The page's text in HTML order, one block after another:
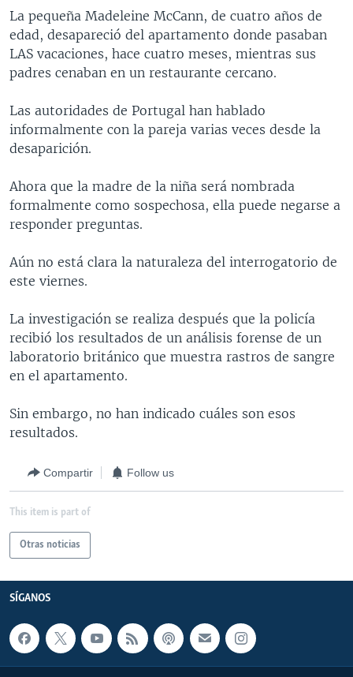
BRASIL
ENTRETENIMIENTO Y CULTURA
TECNOLOGÍA
DEPORTES
VIDEOS
FOTOGRAFÍA
AUDIOS
PROGRAMAS TV
EL MUNDO AL DÍA
FORO INTERAMERICANO
LAS CLAVES
PANORAMA
RADIO
AVANCE INFORMATIVO
BUENOS DÍAS AMÉRICA
ESTADOS UNIDOS AL DÍA
EL MUNDO AL DÍA [RADIO]
FORO [RADIO]
NOTA ECONÓMICA
DIRECT
SÍGANOS
Idiomas
La pequeña Madeleine McCann, de cuatro años de
edad, desapareció del apartamento donde pasaban
LAS vacaciones, hace cuatro meses, mientras sus
padres cenaban en un restaurante cercano.
Las autoridades de Portugal han hablado
informalmente con la pareja varias veces desde la
desaparición.
Ahora que la madre de la niña será nombrada
formalmente como sospechosa, ella puede negarse a
responder preguntas.
Aún no está clara la naturaleza del interrogatorio de
este viernes.
La investigación se realiza después que la policía
recibió los resultados de un análisis forense de un
laboratorio británico que muestra rastros de sangre
en el apartamento.
Sin embargo, no han indicado cuáles son esos
resultados.
Compartir Follow us
This item is part of
Otras noticias
SÍGANOS